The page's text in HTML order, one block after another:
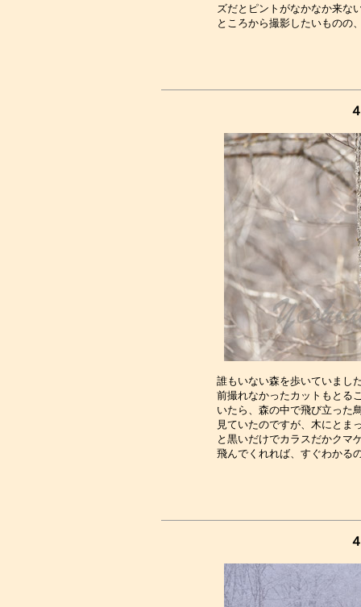
ズだとピントがなかなか来な
誰もいない森を歩いていまし
前撮れなかったカットもとる
いたら、森の中で飛び立った
見ていたのですが、木にとま
と黒いだけでカラスだかクマ